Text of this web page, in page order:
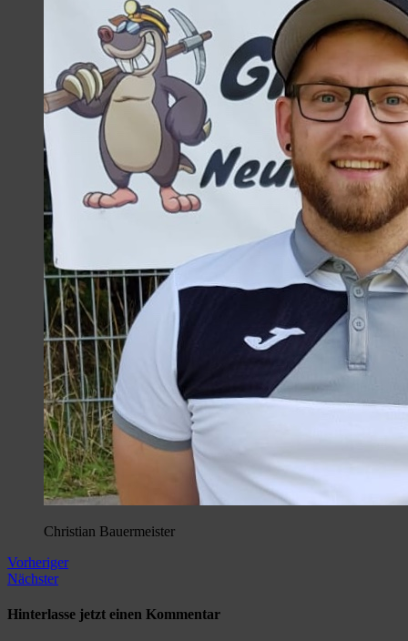
Christian Bauermeister
Vorheriger
Nächster
Hinterlasse jetzt einen Kommentar